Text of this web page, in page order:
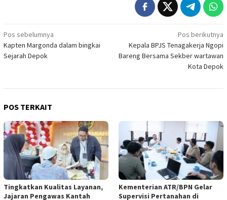
Navigasi
pos
Pos sebelumnya
Kapten Margonda dalam bingkai
Sejarah Depok
Pos berikutnya
Kepala BPJS Tenagakerja Ngopi
Bareng Bersama Sekber wartawan
Kota Depok
POS TERKAIT
Tingkatkan Kualitas Layanan,
Jajaran Pengawas Kantah
Kementerian ATR/BPN Gelar
Supervisi Pertanahan di